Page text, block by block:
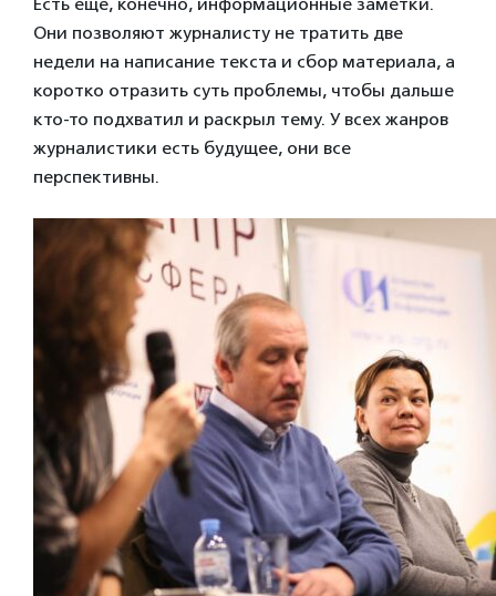
Они позволяют журналисту не тратить две
недели на написание текста и сбор материала, а
коротко отразить суть проблемы, чтобы дальше
кто-то подхватил и раскрыл тему. У всех жанров
журналистики есть будущее, они все
перспективны.